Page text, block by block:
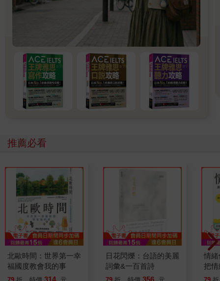
推薦必看
北歐時間：世界第一幸
福國度教會我的事
314
日花閃爍：台語的美麗
詞彙&一百首詩
356
情
把
誰